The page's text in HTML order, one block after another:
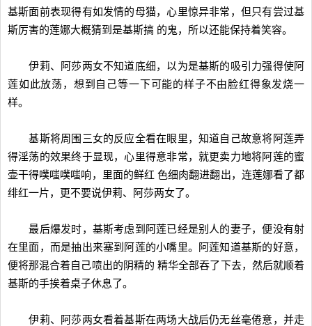
基斯面前表现得有如发情的母猫，心里惊异非常，但只有尝过基
斯厉害的莲娜大概猜到是基斯搞 的鬼，所以还能保持着笑容。
伊莉、阿莎两女不知道底细，以为是基斯的吸引力强得使阿
莲如此放荡，想到自己等一下可能的样子不由脸红得象发烧一
样。
基斯将周围三女的反应全看在眼里，知道自己故意将阿莲弄
得淫荡的效果终于显现，心里得意非常，就更卖力地将阿莲的蜜
壶干得噗嗤噗嗤响，里面的鲜红 色细肉翻进翻出，连莲娜看了都
绯红一片，更不要说伊莉、阿莎两女了。
最后爆发时，基斯考虑到阿莲已经是别人的妻子，便没有射
在里面，而是抽出来塞到阿莲的小嘴里。阿莲知道基斯的好意，
便将那混合着自己喷出的阴精的 精华全部吞了下去，然后就顺着
基斯的手挨着桌子休息了。
伊莉、阿莎两女看着基斯在两场大战后仍无丝毫倦意，并走